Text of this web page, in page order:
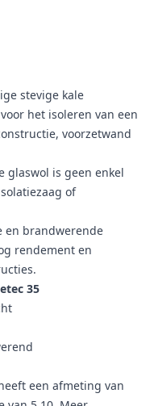
stevige kale
het isoleren van een
voorzetwand
glaswol is geen enkel
of
en brandwerende
rendement en
35
een afmeting van